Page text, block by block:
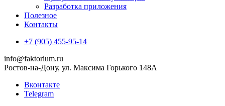
Разработка приложения
Полезное
Контакты
+7 (905) 455-95-14
info@faktorium.ru
Ростов-на-Дону, ул. Максима Горького 148А
Вконтакте
Telegram